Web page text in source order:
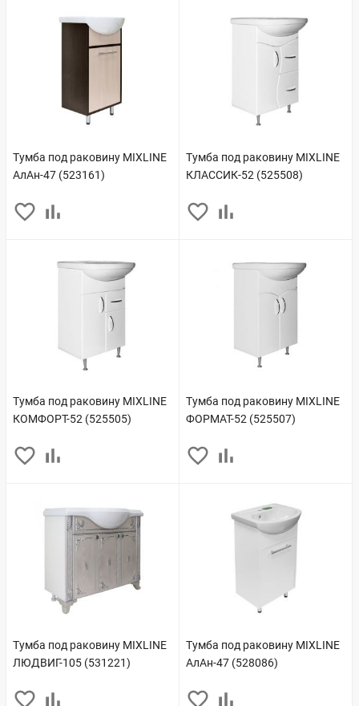
Тумба под раковину MIXLINE
АлАн-47 (523161)
Тумба под раковину MIXLINE
КЛАССИК-52 (525508)
Тумба под раковину MIXLINE
КОМФОРТ-52 (525505)
Тумба под раковину MIXLINE
ФОРМАТ-52 (525507)
Тумба под раковину MIXLINE
ЛЮДВИГ-105 (531221)
Тумба под раковину MIXLINE
АлАн-47 (528086)